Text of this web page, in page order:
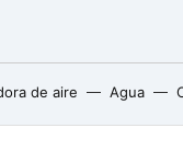
de aire Agua